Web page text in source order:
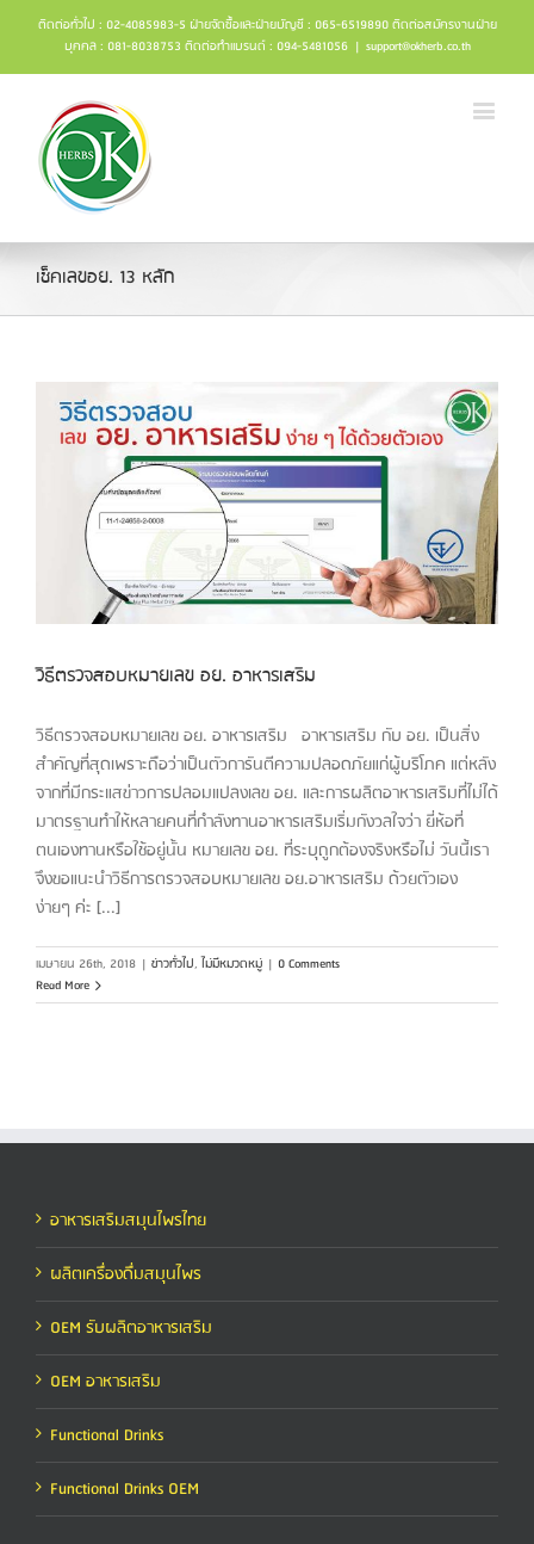
ติดต่อทั่วไป : 02-4085983-5 ฝ่ายจัดซื้อและฝ่ายบัญชี : 065-6519890 ติดต่อสมัครงานฝ่าย
บุคคล : 081-8038753 ติดต่อทำแบรนด์ : 094-5481056 | support@okherb.co.th
เช็คเลขอย. 13 หลัก
วิธีตรวจสอบหมายเลข อย. อาหารเสริม
วิธีตรวจสอบหมายเลข อย. อาหารเสริม อาหารเสริม กับ อย. เป็นสิ่ง
สำคัญที่สุดเพราะถือว่าเป็นตัวการันตีความปลอดภัยแก่ผู้บริโภค แต่หลัง
จากที่มีกระแสข่าวการปลอมแปลงเลข อย. และการผลิตอาหารเสริมที่ไม่ได้
มาตรฐานทำให้หลายคนที่กำลังทานอาหารเสริมเริ่มกังวลใจว่า ยี่ห้อที่
ตนเองทานหรือใช้อยู่นั้น หมายเลข อย. ที่ระบุถูกต้องจริงหรือไม่ วันนี้เรา
จึงขอแนะนำวิธีการตรวจสอบหมายเลข อย.อาหารเสริม ด้วยตัวเอง
ง่ายๆ ค่ะ [...]
เมษายน 26th, 2018 | ข่าวทั่วไป,ไม่มีหมวดหมู่ | 0 Comments
Read More
อาหารเสริมสมุนไพรไทย
ผลิตเครื่องดื่มสมุนไพร
OEM รับผลิตอาหารเสริม
OEM อาหารเสริม
Functional Drinks
Functional Drinks OEM